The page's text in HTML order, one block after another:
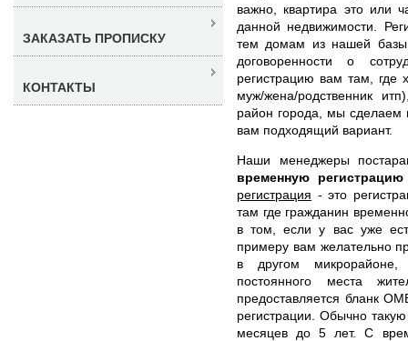
важно, квартира это или
данной недвижимости.
тем домам из нашей
договоренности о
регистрацию вам там, где
муж/жена/родственник
район города, мы сделаем
вам подходящий вариант.
Наши менеджеры
временную
регистрация - это
там где гражданин
в том, если у вас уже
примеру вам желательно
в другом
постоянного места
предоставляется бланк
регистрации. Обычно
месяцев до 5 лет. С
ЗАКАЗАТЬ ПРОПИСКУ
КОНТАКТЫ